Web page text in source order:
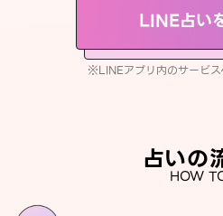
LINE占い
※LINEアプリ内のサービス
占いの
HOW